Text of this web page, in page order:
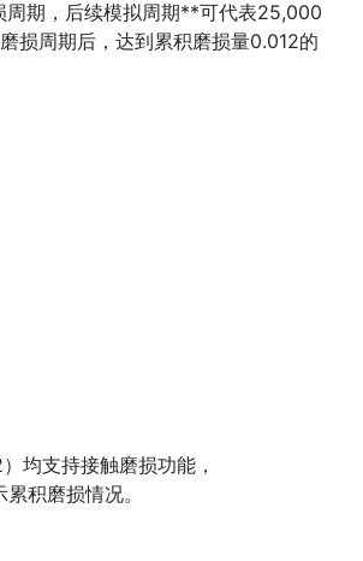
周期，后续模拟周期**可代表25,000
损周期后，达到累积磨损量0.012的
均支持接触磨损功能，
积磨损情况。